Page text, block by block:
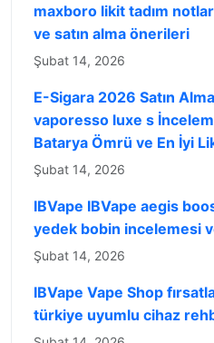
maxboro likit tadım
ve satın alma önerileri
Şubat 14, 2026
E-Sigara 2026 Satın
vaporesso luxe s
Batarya Ömrü ve En İyi
Şubat 14, 2026
IBVape IBVape aegis
yedek bobin incelemesi
Şubat 14, 2026
IBVape Vape Shop
türkiye uyumlu cihaz